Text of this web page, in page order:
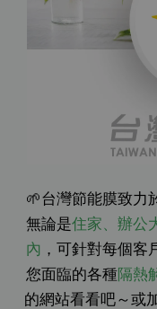
🌱台灣節能膜致力
無論是住家、辦公
內 ，可針對每個
您面臨的各種隔熱
的網站看看吧～或